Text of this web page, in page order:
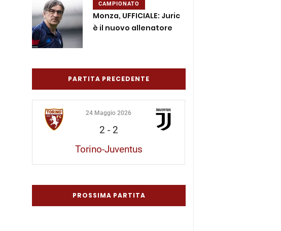
CAMPIONATO
Monza, UFFICIALE: Juric
è il nuovo allenatore
PARTITA PRECEDENTE
24 Maggio 2026
2 - 2
Torino-Juventus
PROSSIMA PARTITA